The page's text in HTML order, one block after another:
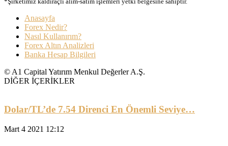
Anasayfa
Forex Nedir?
Nasıl Kullanırım?
Forex Altın Analizleri
Banka Hesap Bilgileri
© A1 Capital Yatırım Menkul Değerler A.Ş.
DİĞER İÇERİKLER
Dolar/TL’de 7.54 Direnci En Önemli Seviye…
Mart 4 2021 12:12